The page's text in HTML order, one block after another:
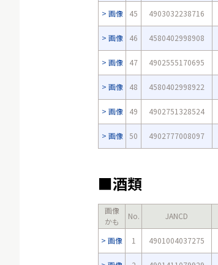
画像 45 4903032238716
画像 46 4580402998908
画像 47 4902555170695
画像 48 4580402998922
画像 49 4902751328524
画像 50 4902777008097
■酒類
画像
かも
No. JANCD
画像 1 4901004037275